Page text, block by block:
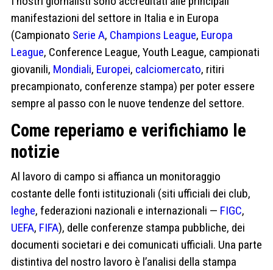
manifestazioni del settore in Italia e in Europa
(Campionato Serie A, Champions League, Europa
League, Conference League, Youth League, campionati
giovanili, Mondiali, Europei, calciomercato, ritiri
precampionato, conferenze stampa) per poter essere
sempre al passo con le nuove tendenze del settore.
Come reperiamo e verifichiamo le
notizie
Al lavoro di campo si affianca un monitoraggio
costante delle fonti istituzionali (siti ufficiali dei club,
leghe, federazioni nazionali e internazionali — FIGC,
UEFA, FIFA), delle conferenze stampa pubbliche, dei
documenti societari e dei comunicati ufficiali. Una parte
distintiva del nostro lavoro è l’analisi della stampa